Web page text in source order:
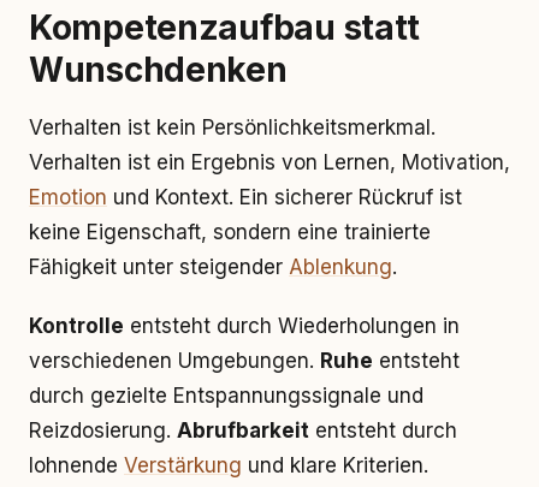
Kompetenzaufbau statt
Wunschdenken
Verhalten ist kein Persönlichkeitsmerkmal.
Verhalten ist ein Ergebnis von Lernen, Motivation,
Emotion und Kontext. Ein sicherer Rückruf ist
keine Eigenschaft, sondern eine trainierte
Fähigkeit unter steigender Ablenkung.
Kontrolle entsteht durch Wiederholungen in
verschiedenen Umgebungen. Ruhe entsteht
durch gezielte Entspannungssignale und
Reizdosierung. Abrufbarkeit entsteht durch
lohnende Verstärkung und klare Kriterien.